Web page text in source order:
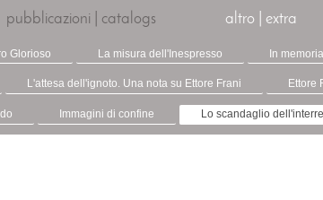
pubblicazioni | catalogs altro | extra
Glorioso La misura dell'Inespresso In
L'attesa dell'ignoto. Una nota su Ettore Frani Ettore
Immagini di confine Lo scandaglio